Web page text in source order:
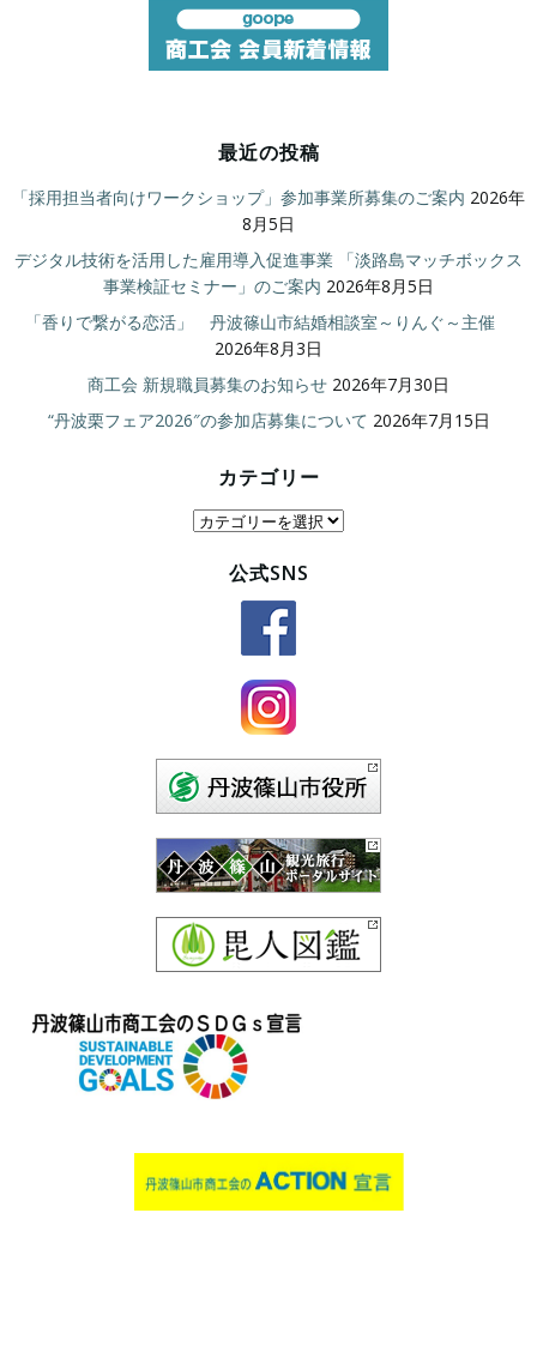
最近の投稿
「採用担当者向けワークショップ」参加事業所募集のご案内 2026年
8月5日
デジタル技術を活用した雇用導入促進事業 「淡路島マッチボックス
事業検証セミナー」のご案内 2026年8月5日
「香りで繋がる恋活」 丹波篠山市結婚相談室～りんぐ～主催
2026年8月3日
商工会 新規職員募集のお知らせ 2026年7月30日
“丹波栗フェア2026″の参加店募集について 2026年7月15日
カテゴリー
カ
公式SNS